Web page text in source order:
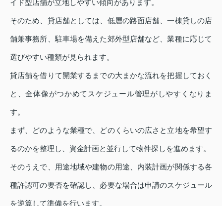
イド型店舗が立地しやすい傾向があります。
そのため、貸店舗としては、低層の路面店舗、一棟貸しの店
舗兼事務所、駐車場を備えた郊外型店舗など、業種に応じて
選びやすい種類が見られます。
貸店舗を借りて開業するまでの大まかな流れを把握しておく
と、全体像がつかめてスケジュール管理がしやすくなりま
す。
まず、どのような業種で、どのくらいの広さと立地を希望す
るのかを整理し、資金計画と並行して物件探しを進めます。
そのうえで、用途地域や建物の用途、内装計画が関係する各
種許認可の要否を確認し、必要な場合は申請のスケジュール
を逆算して準備を行います。